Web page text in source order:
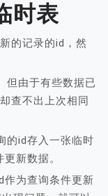
时表
的记录的id，然
但由于有些数据已
查不出上次相同
的id存入一张临时
新数据。
作为查询条件更新